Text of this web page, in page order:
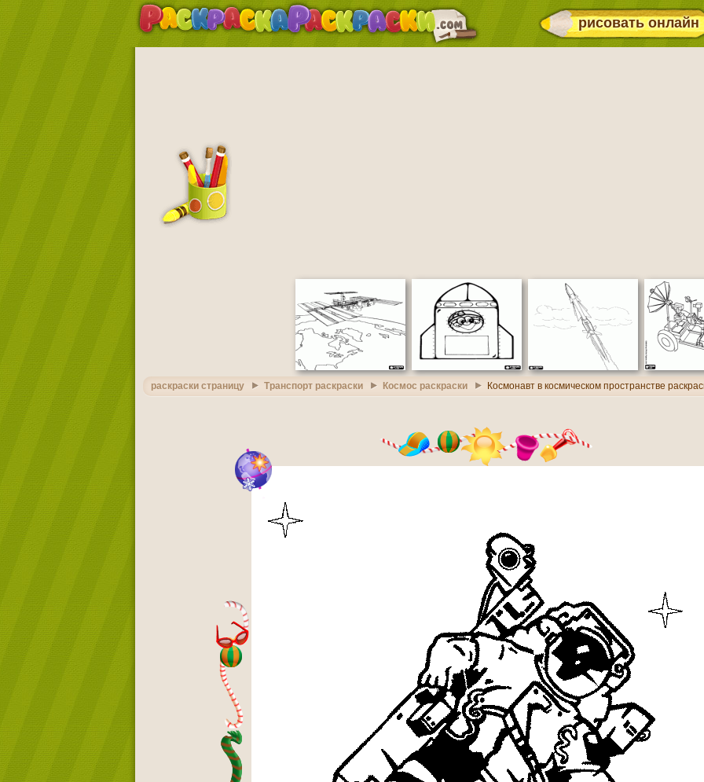
рисовать онлайн
раскраски страницу Транспорт раскраски Космос раскраски Космонавт в космическом пространстве